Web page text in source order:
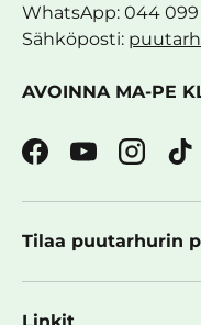
WhatsApp: 044
Sähköposti:
AVOINNA MA-PE
Facebook
YouTube
Tilaa puutarhurin